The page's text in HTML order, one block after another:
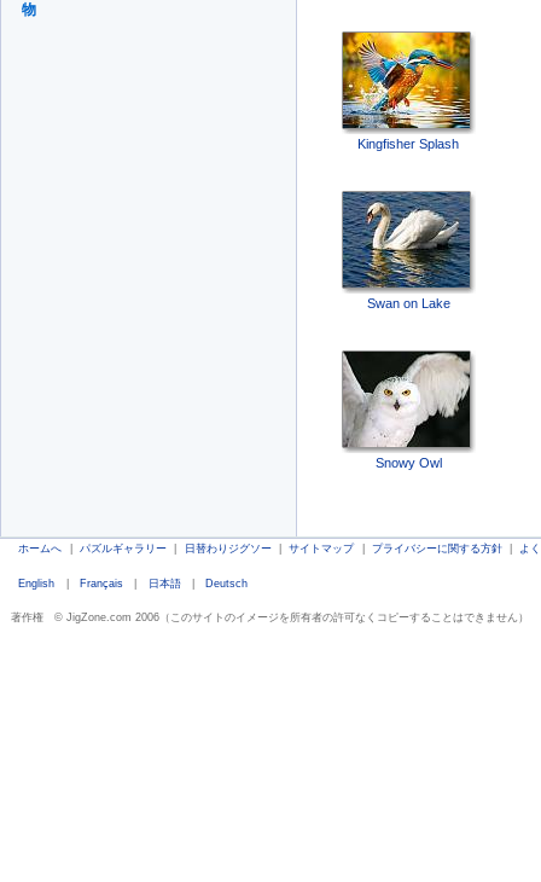
Kingfisher Splash
Swan on Lake
Snowy Owl
物
ホームへ パズルギャラリー 日替わりジグソー サイトマップ プライバシーに関する方針 よ
English Français 日本語 Deutsch
著作権 © JigZone.com 2006（このサイトのイメージを所有者の許可なくコピーすることはできません）